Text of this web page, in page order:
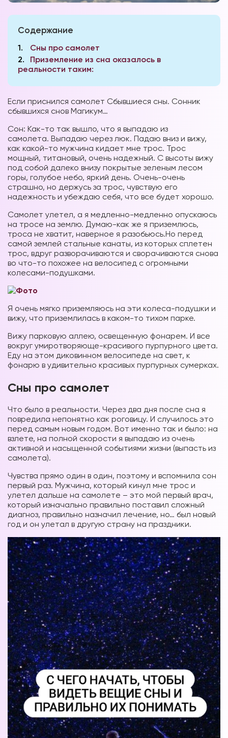
Содержание
1
Сны про самолет
2
Приземление из сна оказалось в
реальности таким:
Если приснился самолет Сбывшиеся сны. Сонник
сбывшихся снов Магикум…
Сон: Как-то так вышло, что я выпадаю из
самолета. Выпадаю через люк. Падаю вниз и вижу,
как какой-то мужчина кидает мне трос. Трос
мощный, титановый, очень надежный. С высоты вижу
под собой далеко внизу покрытые зеленым лесом
горы, голубое небо, яркий день. Очень-очень
страшно, но держусь за трос, чувствую его
надежность и убеждаю себя, что все будет хорошо.
Самолет улетел, а я медленно-медленно опускаюсь
на тросе на землю. Думаю-как же я приземлюсь,
троса не хватит, наверное я разобьюсь.Но перед
самой землей стальные канаты, из которых сплетен
трос, вдруг разворачиваются и сворачиваются снова
во что-то похожее на велосипед с огромными
колесами-подушками.
Я очень мягко приземляюсь на эти колеса-подушки и
вижу, что приземлилась в каком-то тихом парке.
Вижу парковую аллею, освещенную фонарем. И все
вокруг умиротворяюще-красивого пурпурного цвета.
Еду на этом диковинном велосипеде на свет, к
фонарю в удивительно красивых пурпурных сумерках.
Сны про самолет
Что было в реальности. Через два дня после сна я
повредила непонятно как роговицу. И случилось это
перед самым новым годом. Вот именно так и было: на
взлете, на полной скорости я выпадаю из очень
активной и насыщенной событиями жизни (выпасть из
самолета).
Чувства прямо один в один, поэтому и вспомнила сон
первый раз. Мужчина, который кинул мне трос и
улетел дальше на самолете – это мой первый врач,
который изначально правильно поставил сложный
диагноз, правильно назначил лечение, но… был новый
год и он улетал в другую страну на праздники.